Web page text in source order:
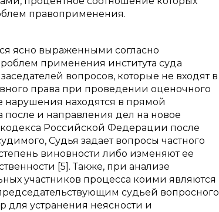
правоприменения.
ясно выраженными согласно
применения института суда
вопросов, которые не входят в
права при проведении оценочного
нарушения находятся в прямой
и направления дел на новое
кодекса Российской Федерации после
Судья задает вопросы частного
виновности либо изменяют ее
[5]. Также, при анализе
участников процесса коими являются
судьей вопросного
для устранения неясности и